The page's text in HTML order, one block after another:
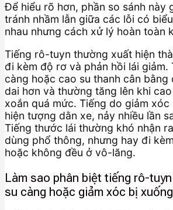
Để hiểu rõ hơn, phần so sánh này
tránh nhầm lẫn giữa các lỗi có
nhau nhưng cách xử lý hoàn toàn
Tiếng rô-tuyn thường xuất hiện
đi kèm độ rơ và phản hồi lái giảm.
càng hoặc cao su thanh cân bằng
dai hơn và thường tăng lên khi
xoắn quá mức. Tiếng do giảm
hiện tượng dằn xe, nảy nhiều lần
Tiếng thước lái thường khó nhận
dùng phổ thông, nhưng hay đi
hoặc không đều ở vô-lăng.
Làm sao phân biệt tiếng rô-
su càng hoặc giảm xóc bị